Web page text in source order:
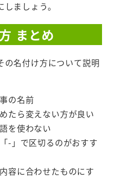
ましょう。
まとめ
の名付け方について説明
の名前
たら変えない方が良い
を使わない
-」で区切るのがおすす
容に合わせたものにす